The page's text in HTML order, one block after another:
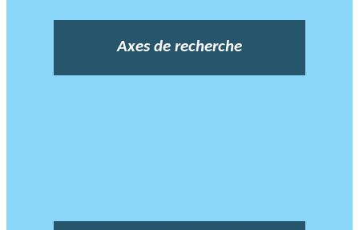
Axes de recherche